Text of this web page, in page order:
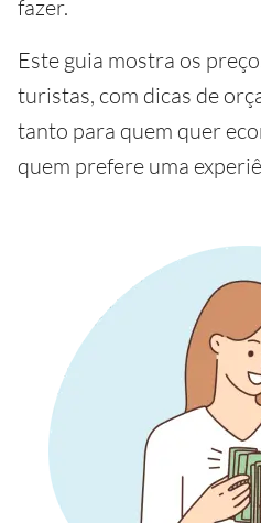
fazer.
Este guia mostra os
turistas, com dicas de
tanto para quem quer
quem prefere uma